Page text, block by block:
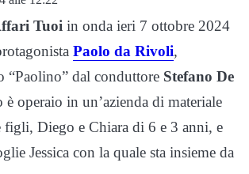
Tuoi in onda ieri 7 ottobre 2024
Paolo da Rivoli,
“Paolino” dal conduttore Stefano De
è operaio in un’azienda di materiale
figli, Diego e Chiara di 6 e 3 anni, e
Jessica con la quale sta insieme da